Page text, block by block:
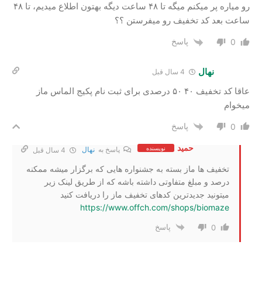
رو میاره پر میکنم میگه تا ۴۸ ساعت دیگه بهتون اطلاع میدیم، تا ۴۸
ساعت بعد کد تخفیف رو میفرستن ؟؟
0 پاسخ
نهال
عاقا کد تخفیف ۴۰ ۵۰ درصدی برای ثبت نام پکیج الماس ماز
میخوام
0 پاسخ
حمید نویسنده پاسخ به نهال
تخفیف ها ماز بسته به جشنواره هایی که برگزار میشه ممکنه
درصد و مبلغ متفاوتی داشته باشه که از طریق لینک زیر
میتونید جدیدترین کدهای تخفیف ماز را دریافت کنید
https://www.offch.com/shops/biomaze
0 پاسخ